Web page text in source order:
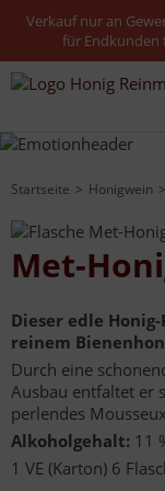
Verkauf nur an
für Endkunden
Startseite Honigwein
Met-
Dieser edle
reinem
Durch eine
Ausbau entfaltet er
perlendes
Alkoholgehalt: 11
1 VE (Karton) 6